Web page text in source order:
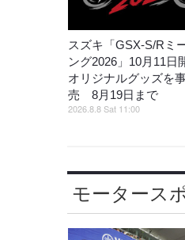
スズキ「GSX-S/Rミ
ング2026」10月11日
オリジナルグッズを
売 8月19日まで
2026.8.8 Sat 11:00
モータース